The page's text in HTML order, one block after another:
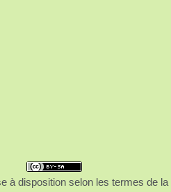
à disposition selon les termes de la